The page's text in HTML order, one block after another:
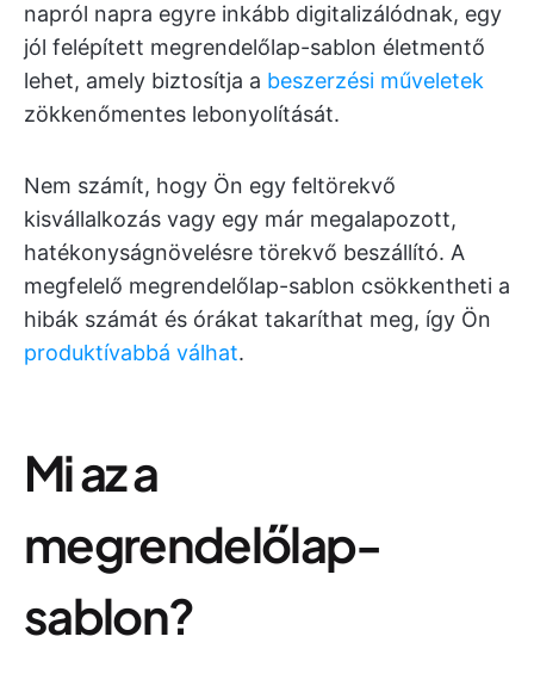
napról napra egyre inkább digitalizálódnak, egy
jól felépített megrendelőlap-sablon életmentő
lehet, amely biztosítja a beszerzési műveletek
zökkenőmentes lebonyolítását.
Nem számít, hogy Ön egy feltörekvő
kisvállalkozás vagy egy már megalapozott,
hatékonyságnövelésre törekvő beszállító. A
megfelelő megrendelőlap-sablon csökkentheti a
hibák számát és órákat takaríthat meg, így Ön
produktívabbá válhat.
Mi az a
megrendelőlap-
sablon?